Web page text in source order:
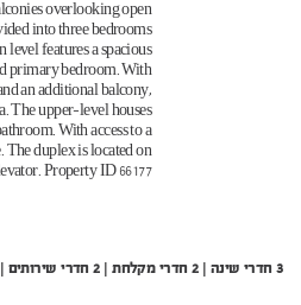
overlooking open
into three bedrooms
features a spacious
primary bedroom. With
an additional balcony,
The upper-level houses
With access to a
The duplex is located on
Property ID 66177
3 חדרי שינה | 2 חדרי מקלחת | 2 חדרי שירותים | קומה 2